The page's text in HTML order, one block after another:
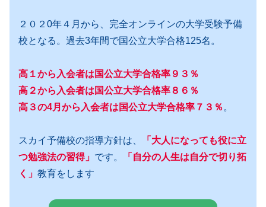
２０２0年４月から、完全オンラインの大学受験予備
校となる。過去3年間で国公立大学合格125名。
高１から入会者は国公立大学合格率９３％
高２から入会者は国公立大学合格率８６％
高３の4月から入会者は国公立大学合格率７３％。
スカイ予備校の指導方針は、
「大人になっても役に立
つ勉強法の習得」 です。
「自分の人生は自分で切り拓
く」 教育をします